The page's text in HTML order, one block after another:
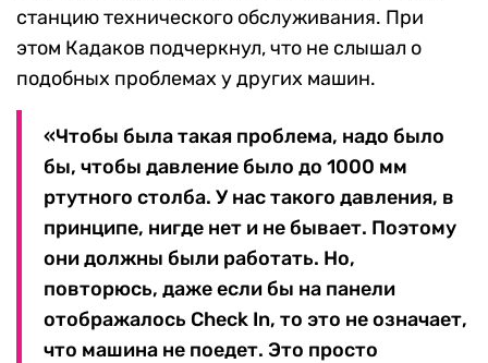
станцию технического обслуживания. При
этом Кадаков подчеркнул, что не слышал о
подобных проблемах у других машин.
«Чтобы была такая проблема, надо было
бы, чтобы давление было до 1000 мм
ртутного столба. У нас такого давления, в
принципе, нигде нет и не бывает. Поэтому
они должны были работать. Но,
повторюсь, даже если бы на панели
отображалось Check In, то это не означает,
что машина не поедет. Это просто